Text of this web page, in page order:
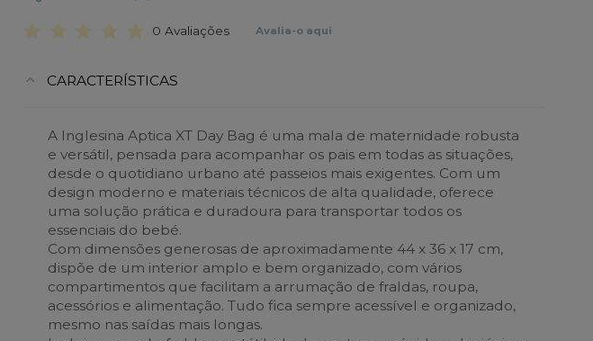
0 Avaliações Avalia-o aqui
CARACTERÍSTICAS
A Inglesina Aptica XT Day Bag é uma mala de maternidade robusta
e versátil, pensada para acompanhar os pais em todas as situações,
desde o quotidiano urbano até passeios mais exigentes. Com um
design moderno e materiais técnicos de alta qualidade, oferece
uma solução prática e duradoura para transportar todos os
essenciais do bebé.
Com dimensões generosas de aproximadamente 44 x 36 x 17 cm,
dispõe de um interior amplo e bem organizado, com vários
compartimentos que facilitam a arrumação de fraldas, roupa,
acessórios e alimentação. Tudo fica sempre acessível e organizado,
mesmo nas saídas mais longas.